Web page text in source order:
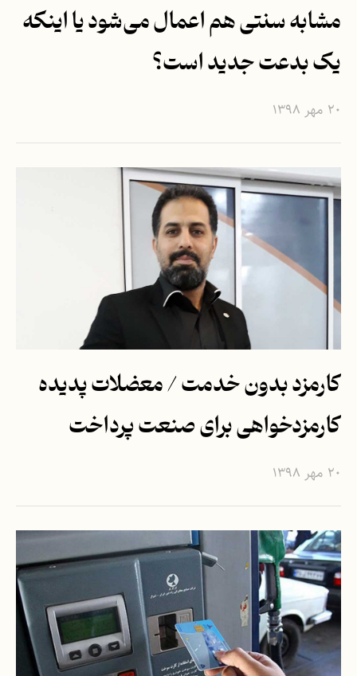
مشابه سنتی هم اعمال می‌شود یا اینکه
یک بدعت جدید است؟
۲۰ مهر ۱۳۹۸
کارمزد بدون خدمت / معضلات پدیده
کارمزدخواهی برای صنعت پرداخت
۲۰ مهر ۱۳۹۸